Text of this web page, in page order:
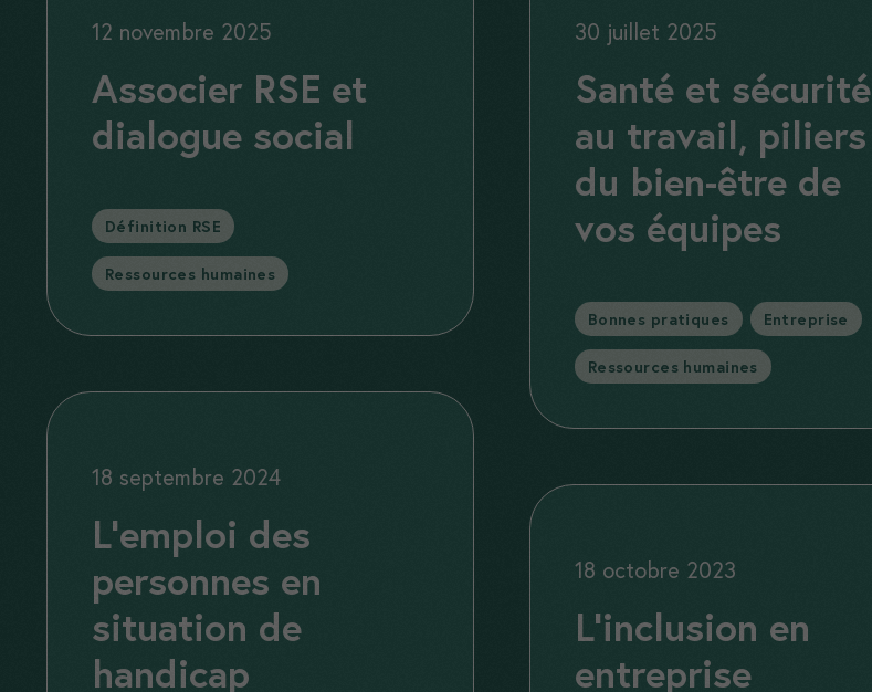
Associer RSE et
dialogue social
12 novembre 2025
Catégories
Définition RSE
Ressources humaines
Santé et sécurité
au travail, piliers
du bien-être de
vos équipes
30 juillet 2025
Catégories
Bonnes pratiques
, Entreprise ,
Ressources humaines
L’emploi des
personnes en
situation de
handicap
18 septembre 2024
L’inclusion en
entreprise
18 octobre 2023